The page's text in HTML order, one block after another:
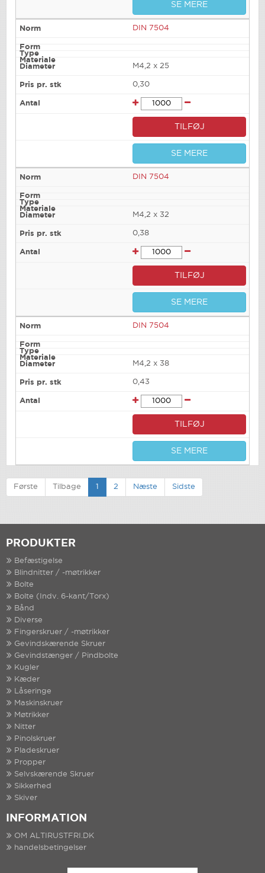
SE MERE
DIN 7504
M4,2 x 25
0,30
TILFØJ
SE MERE
DIN 7504
M4,2 x 32
0,38
TILFØJ
SE MERE
DIN 7504
M4,2 x 38
0,43
TILFØJ
SE MERE
Første Tilbage 1 2 Næste Sidste
PRODUKTER
Befæstigelse
Blindnitter / -møtrikker
Bolte
Bolte (Indv. 6-kant/Torx)
Bånd
Diverse
Fingerskruer / -møtrikker
Gevindskærende Skruer
Gevindstænger / Pindbolte
Kugler
Kæder
Låseringe
Maskinskruer
Møtrikker
Nitter
Pinolskruer
Pladeskruer
Propper
Selvskærende Skruer
Sikkerhed
Skiver
INFORMATION
OM ALTIRUSTFRI.DK
handelsbetingelser